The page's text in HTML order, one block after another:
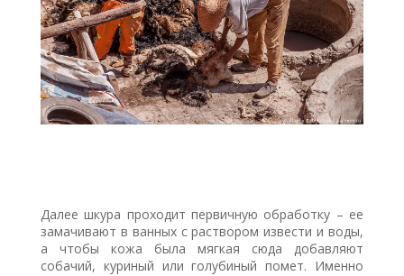
Далее шкура проходит первичную обработку – ее
замачивают в ванных с раствором извести и воды,
а чтобы кожа была мягкая сюда добавляют
собачий, куриный или голубиный помет. Именно